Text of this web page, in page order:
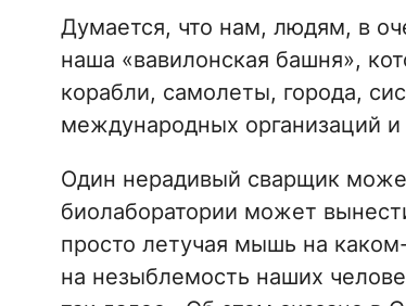
Думается, что нам, людям, в
наша «вавилонская башня»,
корабли, самолеты, города,
международных организаций
Один нерадивый сварщик
биолаборатории может
просто летучая мышь на
на незыблемость наших